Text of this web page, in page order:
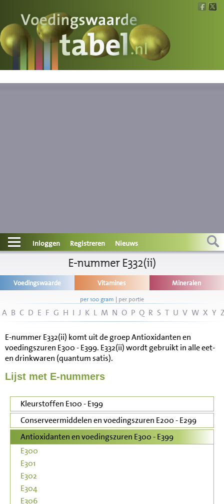
Voedingswaarde
Wat is wat?
Contact
Disclaimer
Inloggen Registreren Nieuws
E-nummer E332(ii)
Voedingswaarde Vitamines Mineralen
per 100 gram | per portie
A B C D E F G H I J K L M N O P Q R S T U V W X Y
E-nummer E332(ii) komt uit de groep Antioxidanten en
voedingszuren E300 - E399. E332(ii) wordt gebruikt in alle eet-
en drinkwaren (quantum satis).
Lijst met E-nummers
Kleurstoffen E100 - E199
Conserveermiddelen en voedingszuren E200 - E299
Antioxidanten en voedingszuren E300 - E399
E300
E301
E302
E304
E306